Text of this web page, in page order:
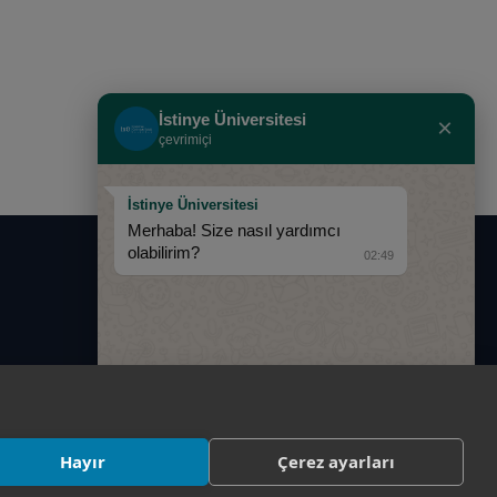
Hayır Çerez ayarları
İstinye Üniversitesi
çevrimiçi ×
İstinye Üniversitesi
Merhaba! Size nasıl yardımcı
olabilirim?
02:49